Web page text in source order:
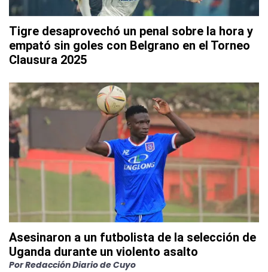
Tigre desaprovechó un penal sobre la hora y
empató sin goles con Belgrano en el Torneo
Clausura 2025
Asesinaron a un futbolista de la selección de
Uganda durante un violento asalto
PorRedacción Diario de Cuyo